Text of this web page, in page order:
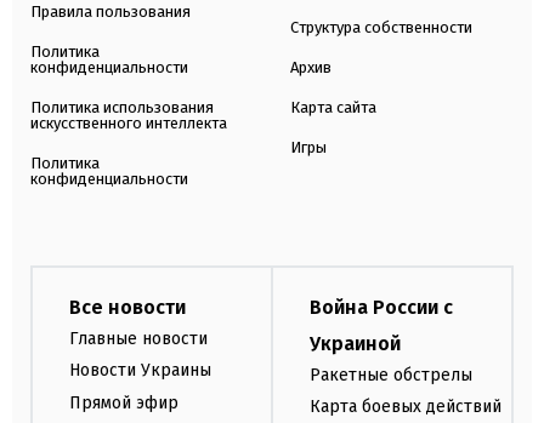
Правила пользования
Политика
конфиденциальности
Политика использования
искусственного интеллекта
Политика
конфиденциальности
Структура собственности
Архив
Карта сайта
Игры
Все новости
Главные новости
Новости Украины
Прямой эфир
Война России с
Украиной
Ракетные обстрелы
Карта боевых действий